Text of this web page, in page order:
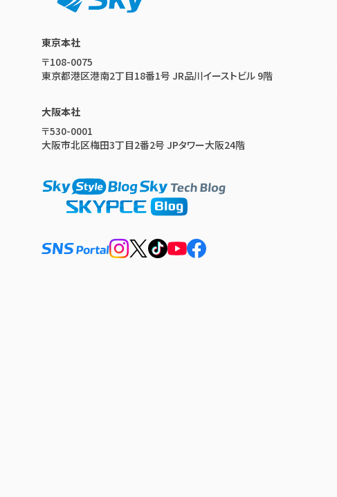
東京本社
〒108-0075
東京都港区港南2丁目18番1号 JR品川イーストビル 9階
大阪本社
〒530-0001
大阪市北区梅田3丁目2番2号 JPタワー大阪24階